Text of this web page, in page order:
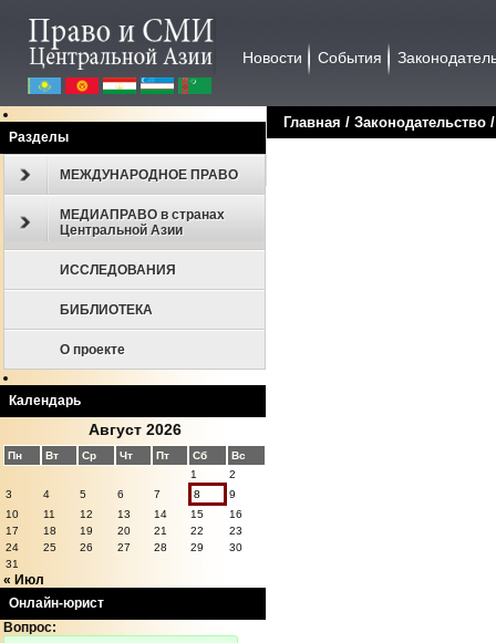
Новости События
Разделы
МЕЖДУНАРОДНОЕ ПРАВО
МЕДИАПРАВО в странах
Центральной Азии
ИССЛЕДОВАНИЯ
БИБЛИОТЕКА
О проекте
Календарь
Август 2026
Пн Вт Ср Чт Пт Сб
Вс
1
2
3
4 5 6 7 8
9
10
11 12 13 14 15
16
17
18 19 20 21 22
23
24
25 26 27 28 29
30
31
« Июл
Онлайн-юрист
Вопрос:
Главная / Законодательство